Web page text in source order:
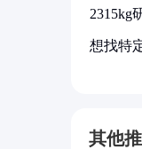
2315kg
想找特
其他